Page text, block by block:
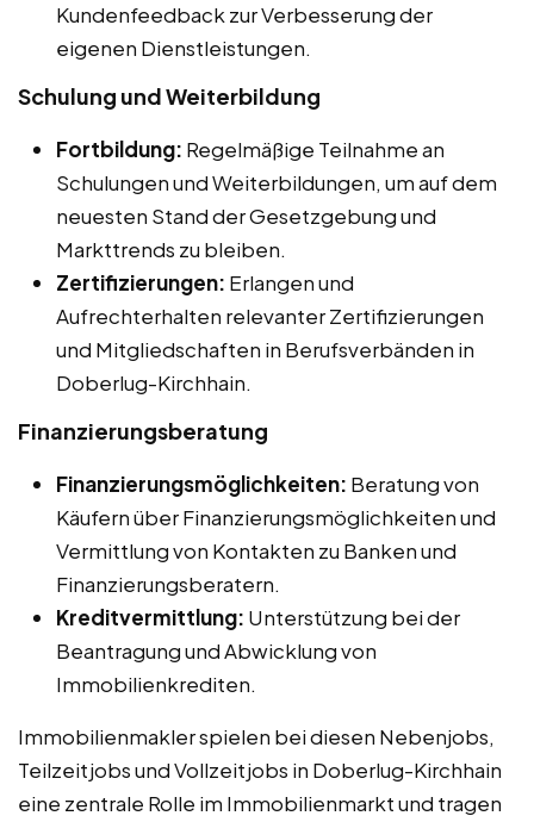
Kundenfeedback zur Verbesserung der
eigenen Dienstleistungen.
Schulung und Weiterbildung
Fortbildung: Regelmäßige Teilnahme an
Schulungen und Weiterbildungen, um auf dem
neuesten Stand der Gesetzgebung und
Markttrends zu bleiben.
Zertifizierungen: Erlangen und
Aufrechterhalten relevanter Zertifizierungen
und Mitgliedschaften in Berufsverbänden in
Doberlug-Kirchhain.
Finanzierungsberatung
Finanzierungsmöglichkeiten: Beratung von
Käufern über Finanzierungsmöglichkeiten und
Vermittlung von Kontakten zu Banken und
Finanzierungsberatern.
Kreditvermittlung: Unterstützung bei der
Beantragung und Abwicklung von
Immobilienkrediten.
Immobilienmakler spielen bei diesen Nebenjobs,
Teilzeitjobs und Vollzeitjobs in Doberlug-Kirchhain
eine zentrale Rolle im Immobilienmarkt und tragen